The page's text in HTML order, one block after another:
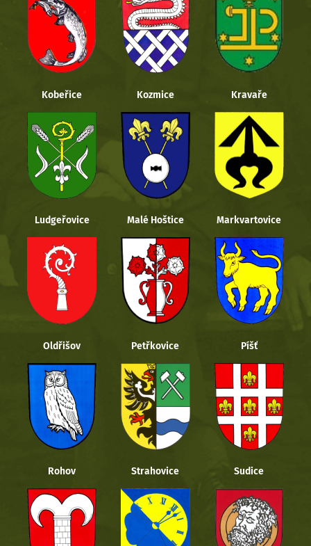
Kobeřice Kozmice Kravaře
Ludgeřovice Malé Hoštice Markvartovice
Oldřišov Petřkovice Píšť
Rohov Strahovice Sudice